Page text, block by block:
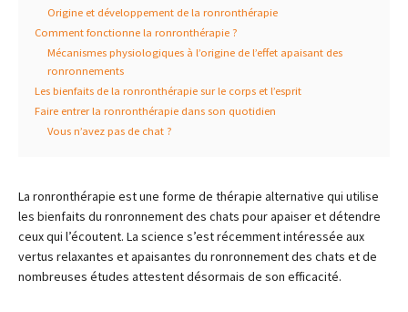
Origine et développement de la ronronthérapie
Comment fonctionne la ronronthérapie ?
Mécanismes physiologiques à l’origine de l’effet apaisant des
ronronnements
Les bienfaits de la ronronthérapie sur le corps et l’esprit
Faire entrer la ronronthérapie dans son quotidien
Vous n’avez pas de chat ?
La ronronthérapie est une forme de thérapie alternative qui utilise
les bienfaits du ronronnement des chats pour apaiser et détendre
ceux qui l’écoutent. La science s’est récemment intéressée aux
vertus relaxantes et apaisantes du ronronnement des chats et de
nombreuses études attestent désormais de son efficacité.